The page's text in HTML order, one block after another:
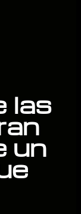
las
un